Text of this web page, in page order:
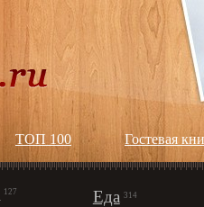
ТОП 100 Гостевая
127 Еда 314